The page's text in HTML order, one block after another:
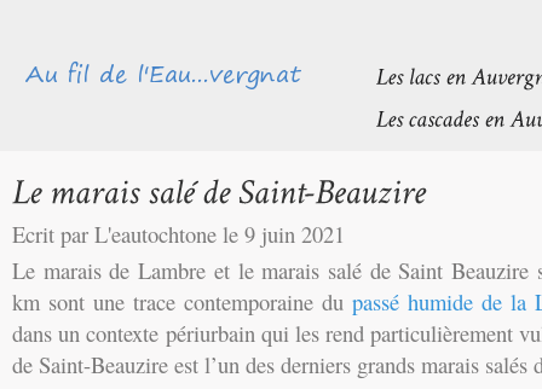
Ecrit par L'eautochtone le 9 juin 2021
Le marais de Lambre et le marais salé de Saint Beauzire
km sont une trace contemporaine du passé humide de la
dans un contexte périurbain qui les rend particulièrement
de Saint-Beauzire est l’un des derniers grands marais salés